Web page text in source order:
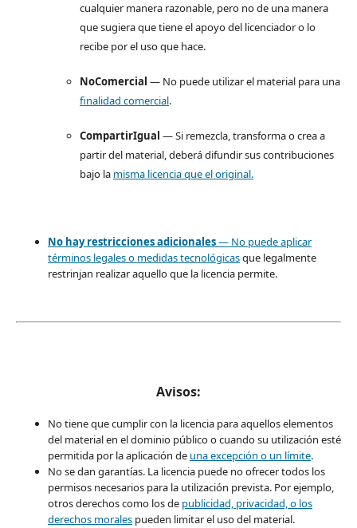
cualquier manera razonable, pero no de una manera
que sugiera que tiene el apoyo del licenciador o lo
recibe por el uso que hace.
NoComercial — No puede utilizar el material para una
finalidad comercial.
CompartirIgual — Si remezcla, transforma o crea a
partir del material, deberá difundir sus contribuciones
bajo la misma licencia que el original.
No hay restricciones adicionales— No puede aplicar
términos legales o medidas tecnológicasque legalmente
restrinjan realizar aquello que la licencia permite.
Avisos:
No tiene que cumplir con la licencia para aquellos elementos
del material en el dominio público o cuando su utilización esté
permitida por la aplicación de una excepción o un límite.
No se dan garantías. La licencia puede no ofrecer todos los
permisos necesarios para la utilización prevista. Por ejemplo,
otros derechos como los de publicidad, privacidad, o los
derechos moralespueden limitar el uso del material.